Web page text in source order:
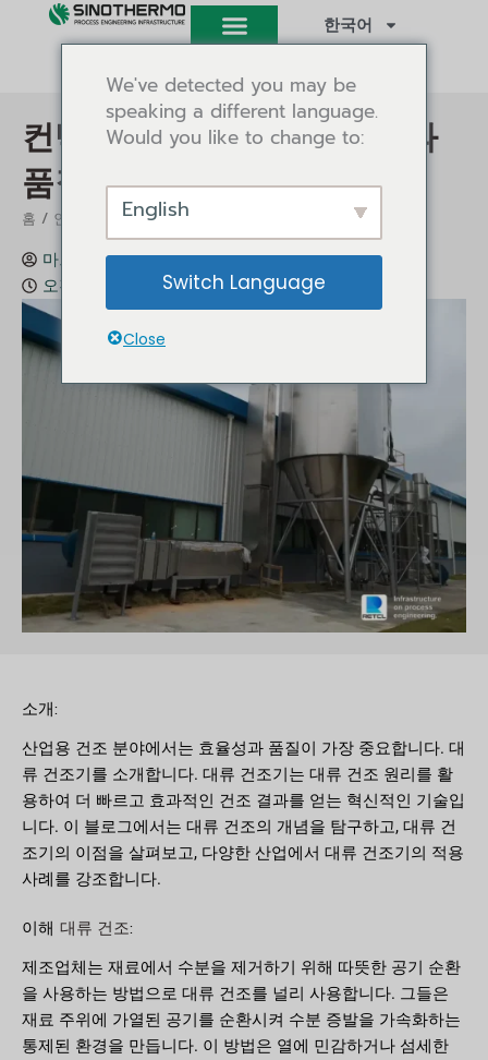
한국어
컨벡션 드라이어로 효율성과
품질 극대화하기
홈 / 인사이트 / 대류 건조기로 효율성과 품질을 극대화
마크 구 인사이트 2023년 5월 24일
오전 2시 41분
소개:
산업용 건조 분야에서는 효율성과 품질이 가장 중요합니다. 대
류 건조기를 소개합니다. 대류 건조기는 대류 건조 원리를 활
용하여 더 빠르고 효과적인 건조 결과를 얻는 혁신적인 기술입
니다. 이 블로그에서는 대류 건조의 개념을 탐구하고, 대류 건
조기의 이점을 살펴보고, 다양한 산업에서 대류 건조기의 적용
사례를 강조합니다.
이해 대류 건조:
제조업체는 재료에서 수분을 제거하기 위해 따뜻한 공기 순환
을 사용하는 방법으로 대류 건조를 널리 사용합니다. 그들은
재료 주위에 가열된 공기를 순환시켜 수분 증발을 가속화하는
통제된 환경을 만듭니다. 이 방법은 열에 민감하거나 섬세한
We've detected you may be
speaking a different language.
Would you like to change to:
English
Switch Language
Close